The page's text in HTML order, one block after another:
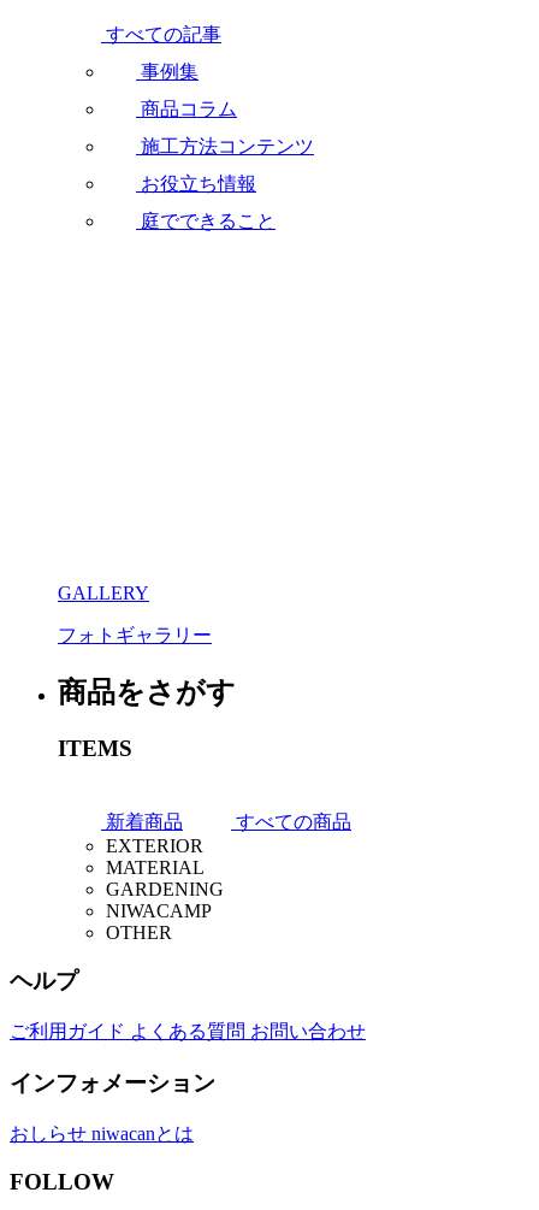
すべての記事
事例集
商品コラム
施工方法コンテンツ
お役立ち情報
庭でできること
GALLERY
フォトギャラリー
商品をさがす
ITEMS
新着商品
すべての商品
EXTERIOR
フェンス
デッキ
ポスト・門柱
カーストッパー
収納
MATERIAL
壁材
敷材
ストーン
GARDENING
植物
プランター
NIWACAMP
ファニチャー
プレイグッズ
OTHER
ヘルプ
ご利用ガイド よくある質問 お問い合わせ
インフォメーション
おしらせ niwacanとは
FOLLOW